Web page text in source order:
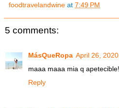
foodtravelandwine at 7:49 PM
5 comments:
MásQueRopa April 26,
maaa maaa mia q
Reply